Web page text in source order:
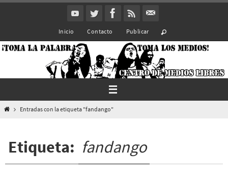
Inicio Contacto Publicar
InicioEntradas con la etiqueta "fandango"
Etiqueta: fandango